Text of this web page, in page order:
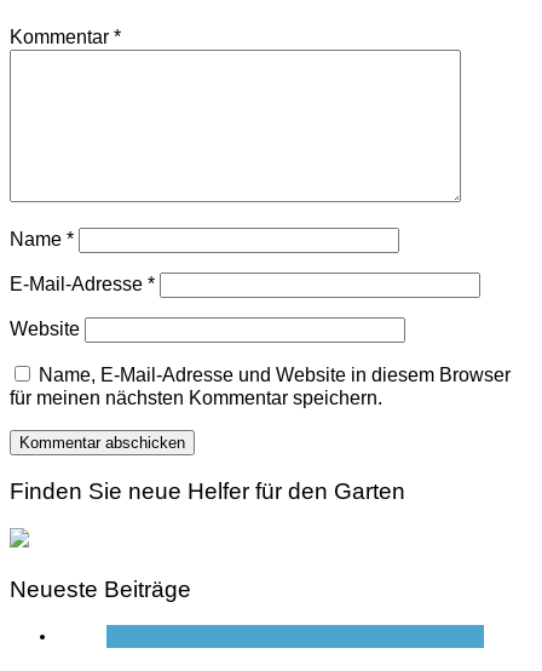
Kommentar *
Name *
E-Mail-Adresse *
Website
Name, E-Mail-Adresse und Website in diesem Browser
für meinen nächsten Kommentar speichern.
Finden Sie neue Helfer für den Garten
Neueste Beiträge